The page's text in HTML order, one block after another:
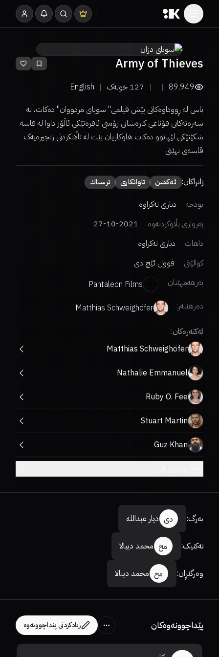
Army of Thieves
89,949
127 خولەک
English
باس له ڕووداوەکانی پێش فیلمی" سوپای مردووان" دەکات، له
سەرەتەکانی قۆناغی کارەساتی زۆمبی ئافرەتێکی ئاڵۆز داوا له قاسە
شکێنێکی لێهاتوو دەکات هاوکاریان بێت لە تاڵانکردنی زنجیرەیەک
قاسەی نهێنی
ژانراکان: ئەكشن تاوانکاری ترسناك
بودجە:
دیاری نەکراوە
بەرواری بڵاوکردنەوە:
2021-10-27
داهات:
دیاری نەکراوە
کوالێتی:
فوول ئێچ دی
بەرهەمهێنان:
Pantaleon Films
دەرهێنەر:
Matthias Schweighöfer
ئەکتەرەکان:
Matthias Schweighöfer
Nathalie Emmanuel
Ruby O. Fee
Stuart Martin
Guz Khan
بەرگ: دی دیار عبداللە
تەکنیک: مح محمد دیبالا
وەرگێڕان: مح محمد دیبالا
پێداچوونەوەکان زیادکردنی پێداچوونەوە